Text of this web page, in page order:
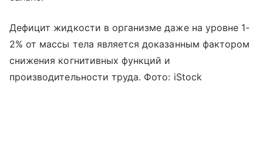
Дефицит жидкости в организме даже на уровне 1-
2% от массы тела является доказанным фактором
снижения когнитивных функций и
производительности труда. Фото: iStock